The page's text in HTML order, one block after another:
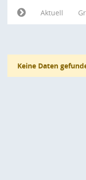
Aktuell
Keine Daten